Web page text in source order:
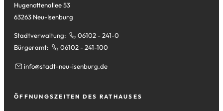
Hugenottenallee 53
63263 Neu-Isenburg
Stadtverwaltung:
06102 - 241-0
Bürgeramt:
06102 - 241-100
info stadt-neu-isenburg de
ÖFFNUNGSZEITEN DES RATHAUSES